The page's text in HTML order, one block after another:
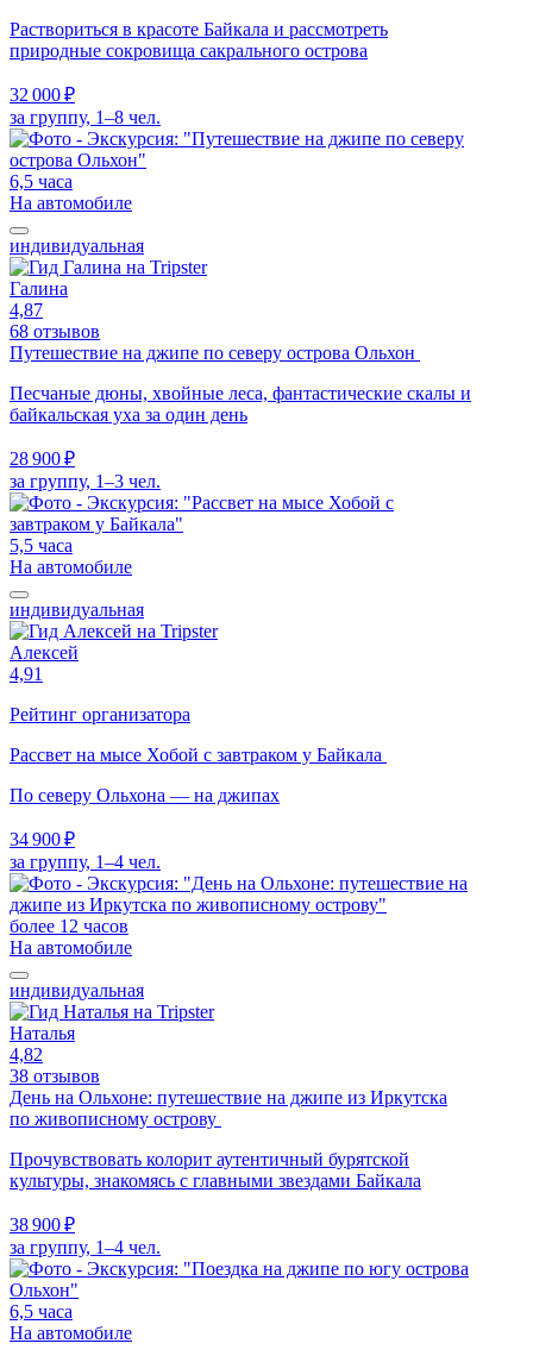
Раствориться в красоте Байкала и рассмотреть
природные сокровища сакрального острова
32 000 ₽
за группу, 1–8 чел.
6,5 часа
На автомобиле
индивидуальная
Галина
4,87
68 отзывов
Путешествие на джипе по северу острова Ольхон
Песчаные дюны, хвойные леса, фантастические скалы и
байкальская уха за один день
28 900 ₽
за группу, 1–3 чел.
5,5 часа
На автомобиле
индивидуальная
Алексей
4,91
Рейтинг организатора
Рассвет на мысе Хобой с завтраком у Байкала
По северу Ольхона — на джипах
34 900 ₽
за группу, 1–4 чел.
более 12 часов
На автомобиле
индивидуальная
Наталья
4,82
38 отзывов
День на Ольхоне: путешествие на джипе из Иркутска
по живописному острову
Прочувствовать колорит аутентичный бурятской
культуры, знакомясь с главными звездами Байкала
38 900 ₽
за группу, 1–4 чел.
6,5 часа
На автомобиле